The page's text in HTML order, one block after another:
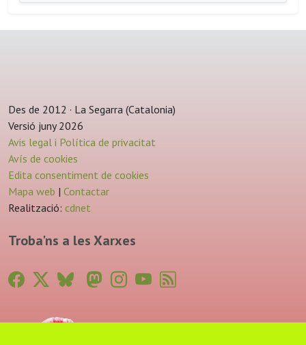
Des de 2012 · La Segarra (Catalonia)
Versió juny 2026
Avis legal i Política de privacitat
Avís de cookies
Edita consentiment de cookies
Mapa web | Contactar
Realització: cdnet
Troba'ns a les Xarxes